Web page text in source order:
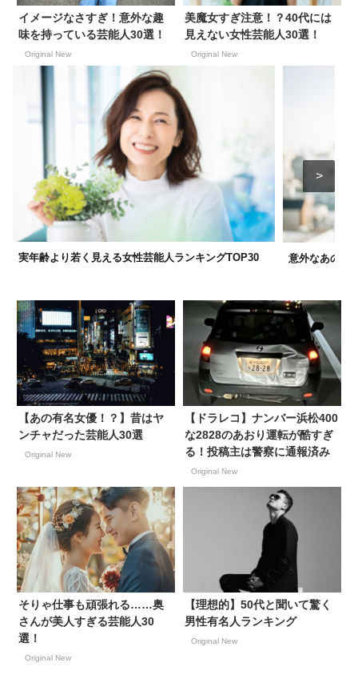
イメージなさすぎ！意外な趣
味を持っている芸能人30選！
Original New
美魔女すぎ注意！？40代には
見えない女性芸能人30選！
Original New
実年齢より若く見える女性芸能人ランキングTOP30 意外なあの人
【あの有名女優！？】昔はヤ
ンチャだった芸能人30選
Original New
【ドラレコ】ナンバー浜松400
な2828のあおり運転が酷すぎ
る！投稿主は警察に通報済み
Original New
そりゃ仕事も頑張れる……奥
さんが美人すぎる芸能人30
選！
Original New
【理想的】50代と聞いて驚く
男性有名人ランキング
Original New